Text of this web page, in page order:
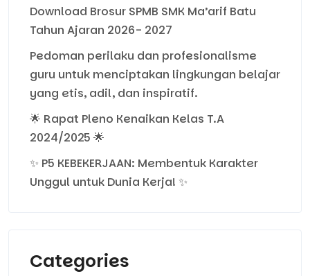
Download Brosur SPMB SMK Ma’arif Batu
Tahun Ajaran 2026- 2027
Pedoman perilaku dan profesionalisme
guru untuk menciptakan lingkungan belajar
yang etis, adil, dan inspiratif.
🌟 Rapat Pleno Kenaikan Kelas T.A
2024/2025 🌟
✨ P5 KEBEKERJAAN: Membentuk Karakter
Unggul untuk Dunia Kerja! ✨
Categories